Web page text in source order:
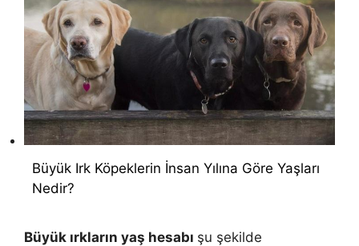
Büyük Irk Köpeklerin İnsan Yılına Göre Yaşları
Nedir?
Büyük ırkların yaş hesabı şu şekilde